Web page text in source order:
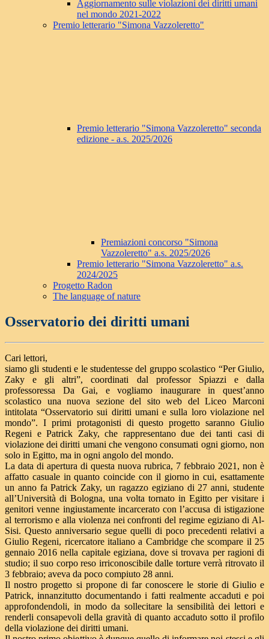
Aggiornamento sulle violazioni dei diritti umani
nel mondo 2021-2022
Premio letterario "Simona Vazzoleretto"
Premio letterario "Simona Vazzoleretto" seconda
edizione - a.s. 2025/2026
Premiazioni concorso "Simona
Vazzoleretto" a.s. 2025/2026
Premio letterario "Simona Vazzoleretto" a.s.
2024/2025
Progetto Radon
The language of nature
Osservatorio dei diritti umani
Cari lettori,
siamo gli studenti e le studentesse del gruppo scolastico “Per Giulio,
Zaky e gli altri”, coordinati dal professor Spiazzi e dalla
professoressa Da Gai, e vogliamo inaugurare in quest’anno
scolastico una nuova sezione del sito web del Liceo Marconi
intitolata “Osservatorio sui diritti umani e sulla loro violazione nel
mondo”. I primi protagonisti di questo progetto saranno Giulio
Regeni e Patrick Zaky, che rappresentano due dei tanti casi di
violazione dei diritti umani che vengono consumati ogni giorno, non
solo in Egitto, ma in ogni angolo del mondo.
La data di apertura di questa nuova rubrica, 7 febbraio 2021, non è
affatto casuale in quanto coincide con il giorno in cui, esattamente
un anno fa Patrick Zaky, un ragazzo egiziano di 27 anni, studente
all’Università di Bologna, una volta tornato in Egitto per visitare i
genitori venne ingiustamente incarcerato con l’accusa di istigazione
al terrorismo e alla violenza nei confronti del regime egiziano di Al-
Sisi. Questo anniversario segue quelli di poco precedenti relativi a
Giulio Regeni, ricercatore italiano a Cambridge che scompare il 25
gennaio 2016 nella capitale egiziana, dove si trovava per ragioni di
studio; il suo corpo reso irriconoscibile dalle torture verrà ritrovato il
3 febbraio; aveva da poco compiuto 28 anni.
Il nostro progetto si propone di far conoscere le storie di Giulio e
Patrick, innanzitutto documentando i fatti realmente accaduti e poi
approfondendoli, in modo da sollecitare la sensibilità dei lettori e
renderli consapevoli della gravità di quanto accaduto sotto il profilo
della violazione dei diritti umani.